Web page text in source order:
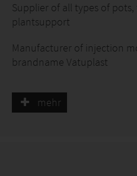
Supplier of all types of
plantsupport
Manufacturer of injection
brandname Vatuplast
supplier of automotive for
mehr